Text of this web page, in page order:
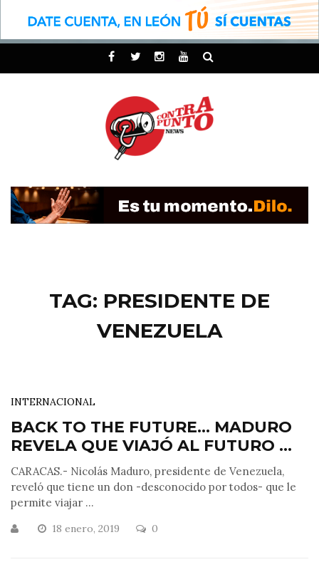
TAG: PRESIDENTE DE
VENEZUELA
INTERNACIONAL
BACK TO THE FUTURE… MADURO
REVELA QUE VIAJÓ AL FUTURO ...
CARACAS.- Nicolás Maduro, presidente de Venezuela,
reveló que tiene un don -desconocido por todos- que le
permite viajar ...
18 enero, 2019 0